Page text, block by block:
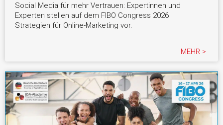
Social Media für mehr Vertrauen: Expertinnen und
Experten stellen auf dem FIBO Congress 2026
Strategien für Online-Marketing vor.
MEHR >